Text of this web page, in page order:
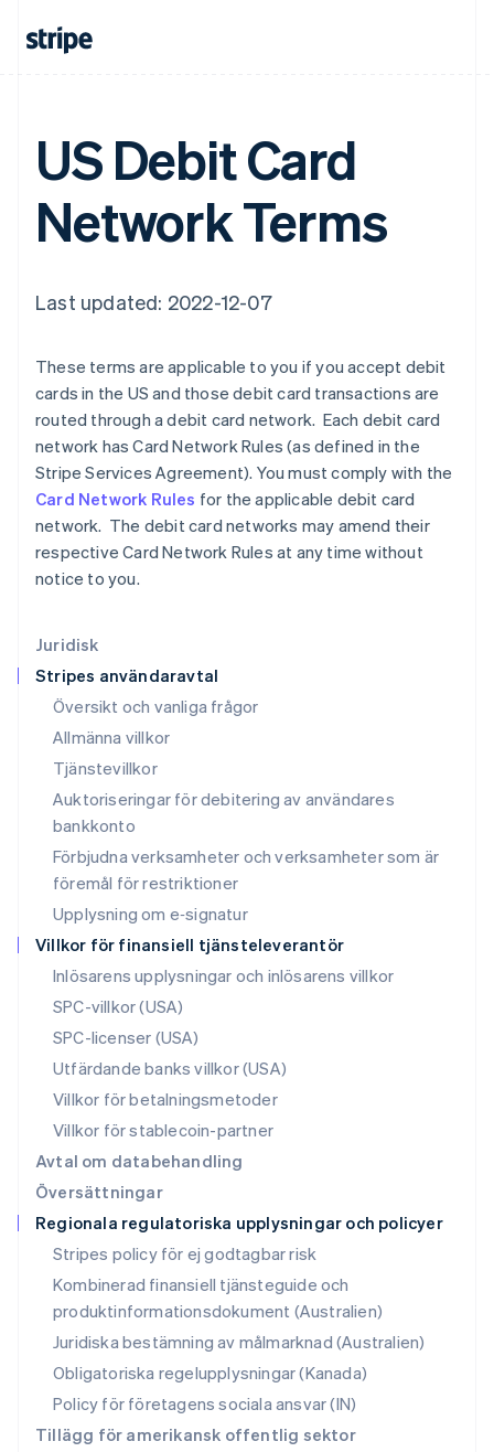
Juridisk
Stripes användaravtal
Översikt och vanliga frågor
Allmänna villkor
Tjänstevillkor
Auktoriseringar för debitering av användares
bankkonto
Förbjudna verksamheter och verksamheter som är
föremål för restriktioner
Upplysning om e‑signatur
Villkor för finansiell tjänsteleverantör
Inlösarens upplysningar och inlösarens villkor
SPC-villkor (USA)
SPC-licenser (USA)
Utfärdande banks villkor (USA)
Villkor för betalningsmetoder
Villkor för stablecoin-partner
Avtal om databehandling
Översättningar
Regionala regulatoriska upplysningar och policyer
Stripes policy för ej godtagbar risk
Kombinerad finansiell tjänsteguide och
produktinformationsdokument (Australien)
Juridiska bestämning av målmarknad (Australien)
Obligatoriska regelupplysningar (Kanada)
Policy för företagens sociala ansvar (IN)
Tillägg för amerikansk offentlig sektor
US Debit Card
Network Terms
Last updated: 2022-12-07
These terms are applicable to you if you accept debit
cards in the US and those debit card transactions are
routed through a debit card network. Each debit card
network has Card Network Rules (as defined in the
Stripe Services Agreement). You must comply with the
Card Network Rules for the applicable debit card
network. The debit card networks may amend their
respective Card Network Rules at any time without
notice to you.
English
English
Hongkong SAR, Kina
Indien
English
Italien
日本語English
Kanada
Kroatien
EnglishItaliano
Lettland
English
Liechtenstein
Litauen
English
English 简体中文
Malta
Mexiko
EspañolEnglish
Nederländerna
Norge
English
Nya Zeeland
Polen
English
Portugal
Rumänien
English
Schweiz
Deutsch FrançaisItalianoEnglish
Singapore
English 简体中文
English
Slovenien
EnglishItaliano
Spanien
EspañolEnglish
Storbritannien
English
Sverige
Svenska English
Thailand
ไทยEnglish
Tjeckien
English